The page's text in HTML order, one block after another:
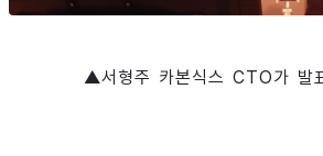
▲서형주 카본식스 CTO가 발